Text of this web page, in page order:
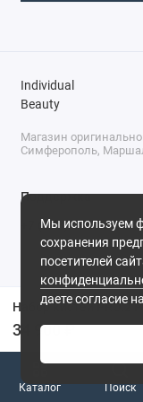
Каталог Поиск
34 900 ₽
20 Кисть для
Мы используем
сохранения
посетителей
даете согласие
Individual
Beauty
Магазин
Симферополь,
Поддержка
+7 (978) 586-46-46
ПН-ПТ: 9:00 - 18:00
Суббота: 9:00 - 17:00
Воскресенье:
Симферополь, ул.